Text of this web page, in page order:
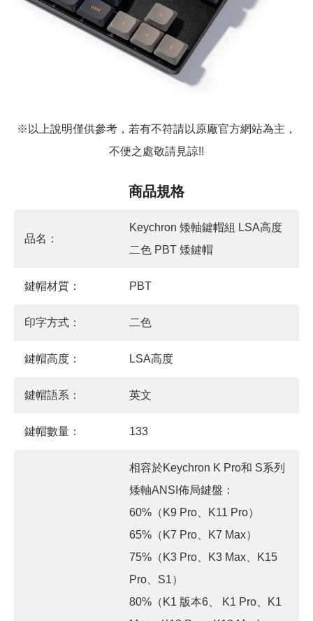
※以上說明僅供參考，若有不符請以原廠官方網站為主，
不便之處敬請見諒!!
商品規格
品名：
Keychron 矮軸鍵帽組 LSA高度
二色 PBT 矮鍵帽
鍵帽材質： PBT
印字方式： 二色
鍵帽高度： LSA高度
鍵帽語系： 英文
鍵帽數量： 133
相容於Keychron K Pro和 S系列
矮軸ANSI佈局鍵盤：
60%（K9 Pro、K11 Pro）
65%（K7 Pro、K7 Max）
75%（K3 Pro、K3 Max、K15
Pro、S1）
80%（K1 版本6、 K1 Pro、K1